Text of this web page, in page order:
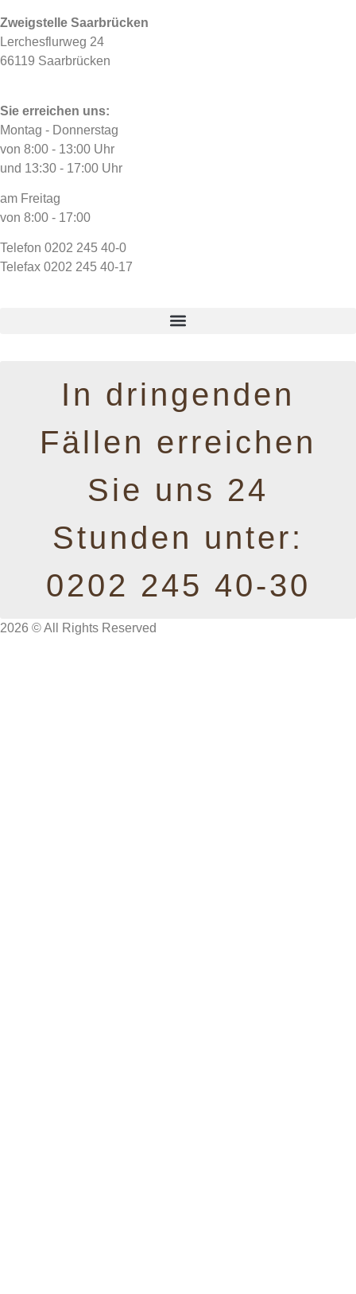
Zweigstelle Saarbrücken
Lerchesflurweg 24
66119 Saarbrücken
Sie erreichen uns:
Montag - Donnerstag
von 8:00 - 13:00 Uhr
und 13:30 - 17:00 Uhr
am Freitag
von 8:00 - 17:00
Telefon 0202 245 40-0
Telefax 0202 245 40-17
In dringenden
Fällen erreichen
Sie uns 24
Stunden unter:
0202 245 40-30
2026 © All Rights Reserved